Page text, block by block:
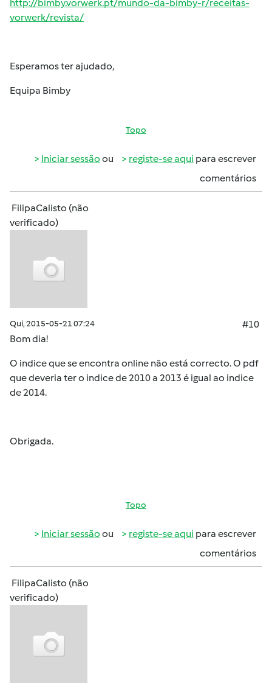
http://bimby.vorwerk.pt/mundo-da-bimby-r/receitas-
vorwerk/revista/
Esperamos ter ajudado,
Equipa Bimby
Topo
Iniciar sessão ou registe-se aqui para escrever
comentários
FilipaCalisto (não
verificado)
Qui, 2015-05-21 07:24
#10
Bom dia!
O indice que se encontra online não está correcto. O pdf
que deveria ter o indice de 2010 a 2013 é igual ao indice
de 2014.
Obrigada.
Topo
Iniciar sessão ou registe-se aqui para escrever
comentários
FilipaCalisto (não
verificado)